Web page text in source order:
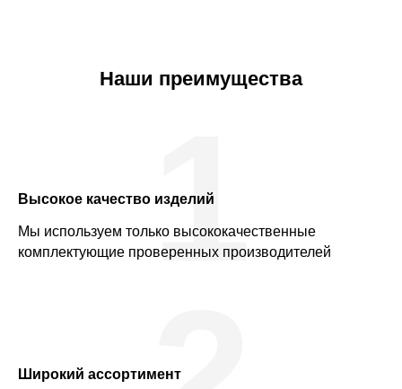
Наши преимущества
Высокое качество изделий
Мы используем только высококачественные
комплектующие проверенных производителей
1
Широкий ассортимент